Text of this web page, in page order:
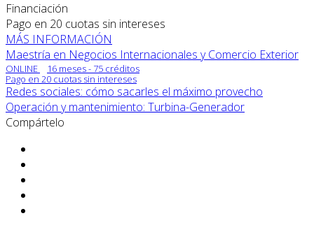
Financiación
Pago en 20 cuotas sin intereses
MÁS INFORMACIÓN
Maestría en Negocios Internacionales y Comercio Exterior
ONLINE
16 meses - 75 créditos
Pago en 20 cuotas sin intereses
Redes sociales: cómo sacarles el máximo provecho
Operación y mantenimiento: Turbina-Generador
Compártelo